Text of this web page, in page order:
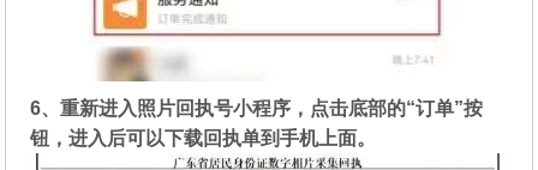
6、重新进入照片回执号小程序，点击底部的“订单”按
钮，进入后可以下载回执单到手机上面。